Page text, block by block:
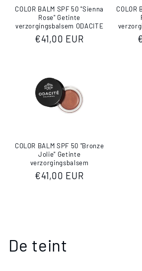
COLOR BALM SPF 50 "Sienna
Rose" Getinte
verzorgingsbalsem ODACITE
Normale
€41,00 EUR
COLOR
COLOR BALM SPF 50 "Bronze
Jolie" Getinte
verzorgingsbalsem
Normale
€41,00 EUR
C
De teint